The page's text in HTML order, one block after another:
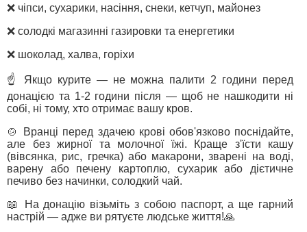
❌ чіпси, сухарики, насіння, снеки, кетчуп, майонез
❌ солодкі магазинні газировки та енергетики
❌ шоколад, халва, горіхи
☝️ Якщо курите — не можна палити 2 години перед
донацією та 1-2 години після — щоб не нашкодити ні
собі, ні тому, хто отримає вашу кров.
🍲 Вранці перед здачею крові обов'язково поснідайте,
але без жирної та молочної їжі. Краще з'їсти кашу
(вівсянка, рис, гречка) або макарони, зварені на воді,
варену або печену картоплю, сухарик або дієтичне
печиво без начинки, солодкий чай.
📖 На донацію візьміть з собою паспорт, а ще гарний
настрій — адже ви рятуєте людське життя!🙏